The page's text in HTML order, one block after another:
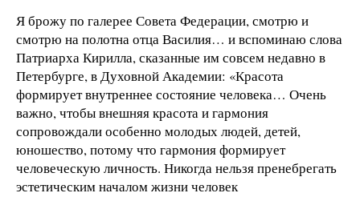
Я брожу по галерее Совета Федерации, смотрю и
смотрю на полотна отца Василия… и вспоминаю слова
Патриарха Кирилла, сказанные им совсем недавно в
Петербурге, в Духовной Академии: «Красота
формирует внутреннее состояние человека… Очень
важно, чтобы внешняя красота и гармония
сопровождали особенно молодых людей, детей,
юношество, потому что гармония формирует
человеческую личность. Никогда нельзя пренебрегать
эстетическим началом жизни человек